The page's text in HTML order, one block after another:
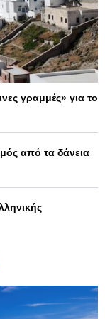
γραμμές» για το
από τα δάνεια